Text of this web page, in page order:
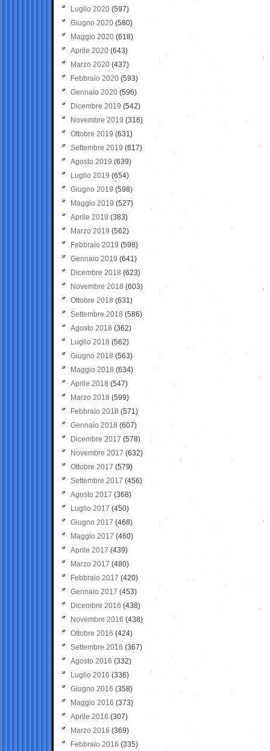
Luglio 2020 (597)
Giugno 2020 (580)
Maggio 2020 (618)
Aprile 2020 (643)
Marzo 2020 (437)
Febbraio 2020 (593)
Gennaio 2020 (596)
Dicembre 2019 (542)
Novembre 2019 (316)
Ottobre 2019 (631)
Settembre 2019 (617)
Agosto 2019 (639)
Luglio 2019 (654)
Giugno 2019 (598)
Maggio 2019 (527)
Aprile 2019 (383)
Marzo 2019 (562)
Febbraio 2019 (598)
Gennaio 2019 (641)
Dicembre 2018 (623)
Novembre 2018 (603)
Ottobre 2018 (631)
Settembre 2018 (586)
Agosto 2018 (362)
Luglio 2018 (562)
Giugno 2018 (563)
Maggio 2018 (634)
Aprile 2018 (547)
Marzo 2018 (599)
Febbraio 2018 (571)
Gennaio 2018 (607)
Dicembre 2017 (578)
Novembre 2017 (632)
Ottobre 2017 (579)
Settembre 2017 (456)
Agosto 2017 (368)
Luglio 2017 (450)
Giugno 2017 (468)
Maggio 2017 (460)
Aprile 2017 (439)
Marzo 2017 (480)
Febbraio 2017 (420)
Gennaio 2017 (453)
Dicembre 2016 (438)
Novembre 2016 (438)
Ottobre 2016 (424)
Settembre 2016 (367)
Agosto 2016 (332)
Luglio 2016 (336)
Giugno 2016 (358)
Maggio 2016 (373)
Aprile 2016 (307)
Marzo 2016 (369)
Febbraio 2016 (335)